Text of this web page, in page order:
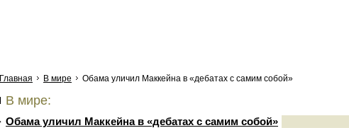
Главная В мире Обама уличил Маккейна в «дебатах с самим собой»
В мире:
Обама уличил Маккейна в «дебатах с самим собой»